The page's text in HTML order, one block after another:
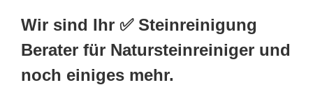
Wir sind Ihr ✅ Steinreinigung
Berater für Natursteinreiniger und
noch einiges mehr.